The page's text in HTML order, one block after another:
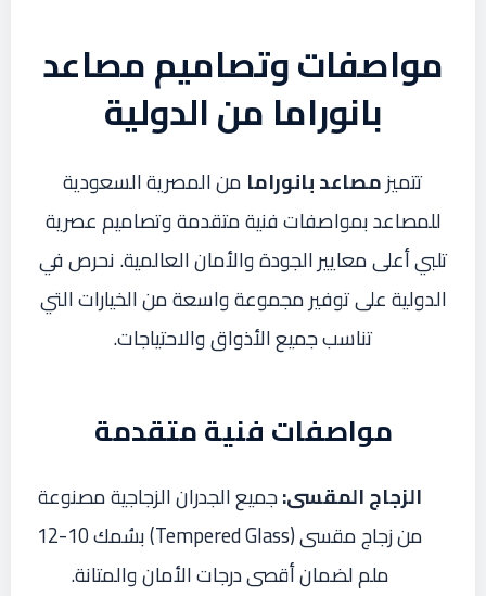
مواصفات وتصاميم مصاعد
بانوراما من الدولية
تتميزمصاعد بانوراما من المصرية السعودية
للمصاعد بمواصفات فنية متقدمة وتصاميم عصرية
تلبي أعلى معايير الجودة والأمان العالمية. نحرص في
الدولية على توفير مجموعة واسعة من الخيارات التي
تناسب جميع الأذواق والاحتياجات.
مواصفات فنية متقدمة
الزجاج المقسى:جميع الجدران الزجاجية مصنوعة
من زجاج مقسى (Tempered Glass) بسُمك 10-12
ملم لضمان أقصى درجات الأمان والمتانة.